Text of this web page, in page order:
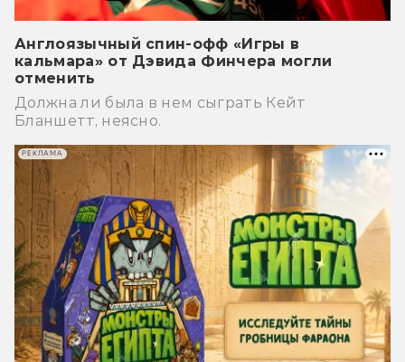
Англоязычный спин-офф «Игры в
кальмара» от Дэвида Финчера могли
отменить
Должна ли была в нем сыграть Кейт
Бланшетт, неясно.
РЕКЛАМА